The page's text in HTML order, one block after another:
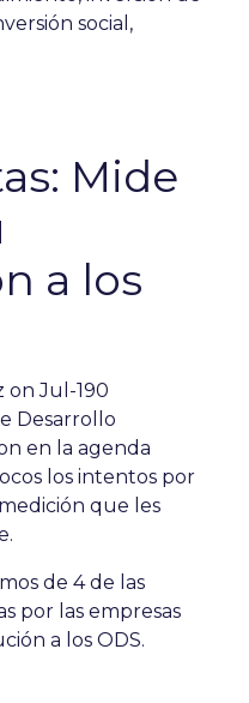
social ,
Mide
a los
on Jul-190
Desarrollo
en la agenda
los intentos por
que les
de 4 de las
por las empresas
a los ODS.